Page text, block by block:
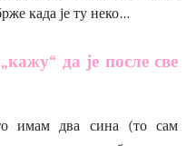
када је ту неко…
да је после све
имам два сина (то сам